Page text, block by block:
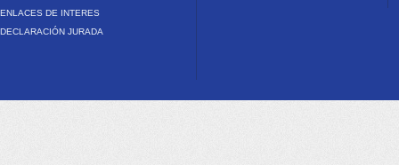
ENLACES DE INTERES
DECLARACIÓN JURADA